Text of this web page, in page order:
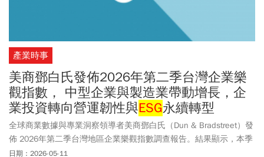
產業時事
美商鄧白氏發佈2026年第二季台灣企業樂
觀指數， 中型企業與製造業帶動增長，企
業投資轉向營運韌性與ESG永續轉型
全球商業數據與專業洞察領導者美商鄧白氏（Dun & Bradstreet）發
佈 2026年第二季台灣地區企業樂觀指數調查報告。結果顯示，本季
企業樂觀指數為108 ，較前一季微幅上升1.4%，並較去年同期增長
日期：2026-05-11